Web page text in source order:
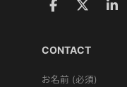
CONTACT
お名前 (必須)